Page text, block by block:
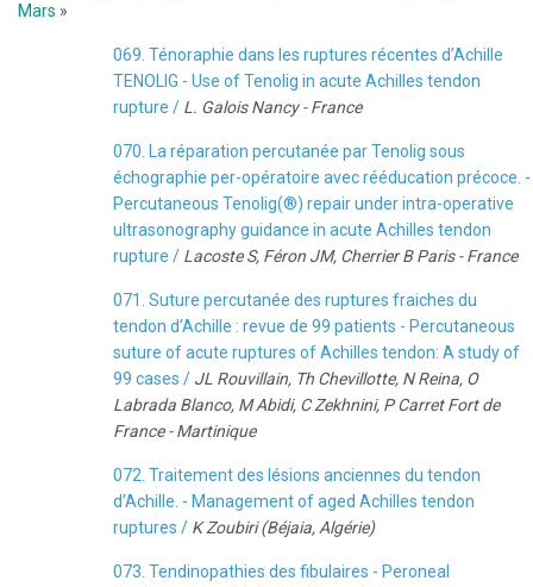
Mars »
069. Ténoraphie dans les ruptures récentes d’Achille
TENOLIG - Use of Tenolig in acute Achilles tendon
rupture / L. Galois Nancy - France
070. La réparation percutanée par Tenolig sous
échographie per-opératoire avec rééducation précoce. -
Percutaneous Tenolig(®) repair under intra-operative
ultrasonography guidance in acute Achilles tendon
rupture / Lacoste S, Féron JM, Cherrier B Paris - France
071. Suture percutanée des ruptures fraiches du
tendon d’Achille : revue de 99 patients - Percutaneous
suture of acute ruptures of Achilles tendon: A study of
99 cases / JL Rouvillain, Th Chevillotte, N Reina, O
Labrada Blanco, M Abidi, C Zekhnini, P Carret Fort de
France - Martinique
072. Traitement des lésions anciennes du tendon
d’Achille. - Management of aged Achilles tendon
ruptures / K Zoubiri (Béjaia, Algérie)
073. Tendinopathies des fibulaires - Peroneal